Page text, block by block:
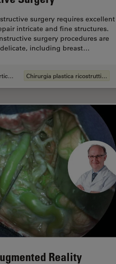
surgery requires excellent
intricate and fine structures.
surgery procedures are
including breast…
Articolo Chirurgia plastica ricostruttiva
Reality